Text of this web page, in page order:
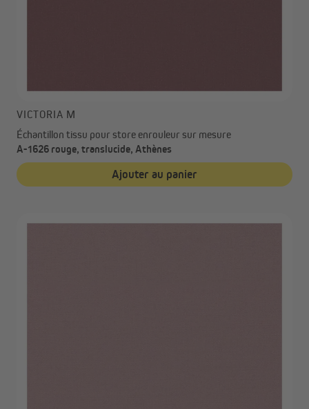
VICTORIA M
Échantillon tissu pour store enrouleur sur mesure
A-1626 rouge, translucide, Athènes
Ajouter au panier